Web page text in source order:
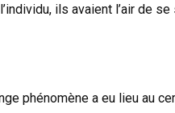
ils avaient l’air de
phénomène a eu lieu au